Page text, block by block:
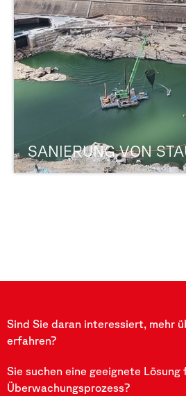
SANIERUNG VON
Sind Sie daran interessiert, mehr
erfahren?
Sie suchen eine geeignete Lösung
Überwachungsprozess?